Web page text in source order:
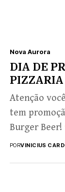
Nova Aurora
DIA DE
PIZZARIA
Atenção
tem
Burger Beer!
+...
PORVINICIUS